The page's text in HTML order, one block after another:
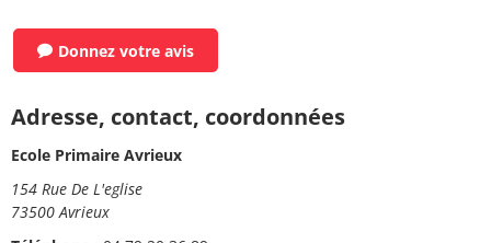
Donnez votre avis
Adresse, contact, coordonnées
Ecole Primaire Avrieux
154 Rue De L'eglise
73500 Avrieux